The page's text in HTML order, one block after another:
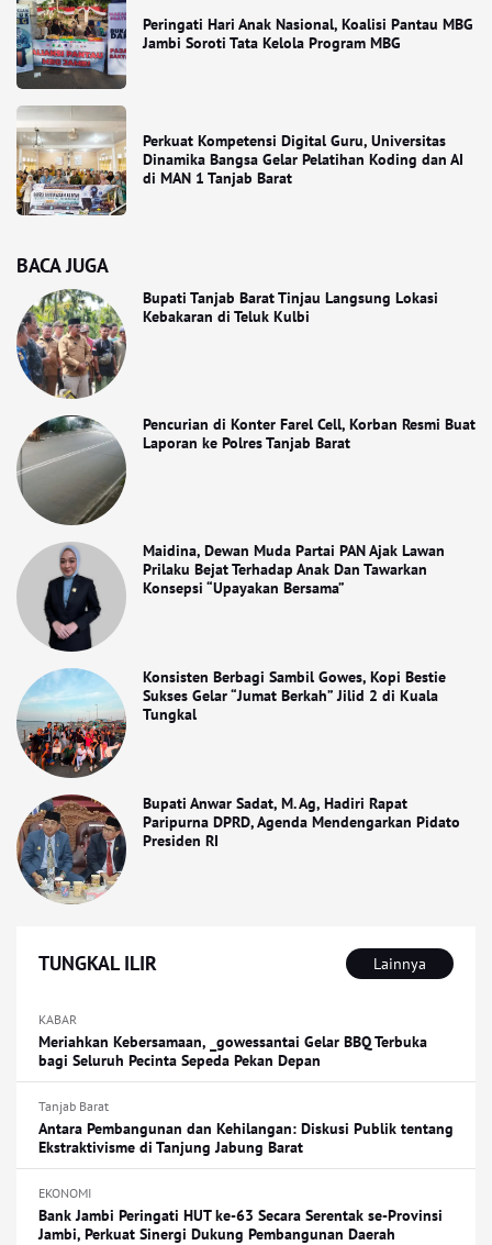
Peringati Hari Anak Nasional, Koalisi Pantau MBG
Jambi Soroti Tata Kelola Program MBG
Perkuat Kompetensi Digital Guru, Universitas
Dinamika Bangsa Gelar Pelatihan Koding dan AI
di MAN 1 Tanjab Barat
BACA JUGA
Bupati Tanjab Barat Tinjau Langsung Lokasi
Kebakaran di Teluk Kulbi
Pencurian di Konter Farel Cell, Korban Resmi Buat
Laporan ke Polres Tanjab Barat
Maidina, Dewan Muda Partai PAN Ajak Lawan
Prilaku Bejat Terhadap Anak Dan Tawarkan
Konsepsi “Upayakan Bersama”
Konsisten Berbagi Sambil Gowes, Kopi Bestie
Sukses Gelar “Jumat Berkah” Jilid 2 di Kuala
Tungkal
Bupati Anwar Sadat, M. Ag, Hadiri Rapat
Paripurna DPRD, Agenda Mendengarkan Pidato
Presiden RI
TUNGKAL ILIR Lainnya
KABAR
Meriahkan Kebersamaan, _gowessantai Gelar BBQ Terbuka
bagi Seluruh Pecinta Sepeda Pekan Depan
Tanjab Barat
Antara Pembangunan dan Kehilangan: Diskusi Publik tentang
Ekstraktivisme di Tanjung Jabung Barat
EKONOMI
Bank Jambi Peringati HUT ke-63 Secara Serentak se-Provinsi
Jambi, Perkuat Sinergi Dukung Pembangunan Daerah